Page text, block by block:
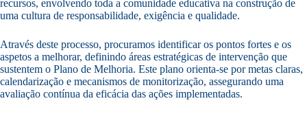
recursos, envolvendo toda a comunidade educativa na construção de
uma cultura de responsabilidade, exigência e qualidade.
Através deste processo, procuramos identificar os pontos fortes e os
aspetos a melhorar, definindo áreas estratégicas de intervenção que
sustentem o Plano de Melhoria. Este plano orienta-se por metas claras,
calendarização e mecanismos de monitorização, assegurando uma
avaliação contínua da eficácia das ações implementadas.